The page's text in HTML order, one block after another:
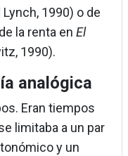
Lynch, 1990) o de
la renta en El
1990).
analógica
Eran tiempos
limitaba a un par
y un